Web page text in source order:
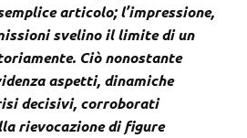
articolo; l’impressione,
svelino il limite di un
Ciò nonostante
aspetti, dinamiche
decisivi, corroborati
rievocazione di figure